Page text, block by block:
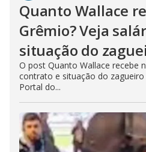
Quanto Wallace
Grêmio? Veja
situação do
O post Quanto Wallace recebe
contrato e situação do
Portal do...